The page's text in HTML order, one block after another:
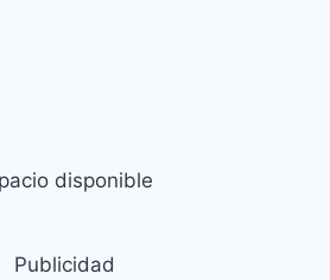
disponible
Publicidad